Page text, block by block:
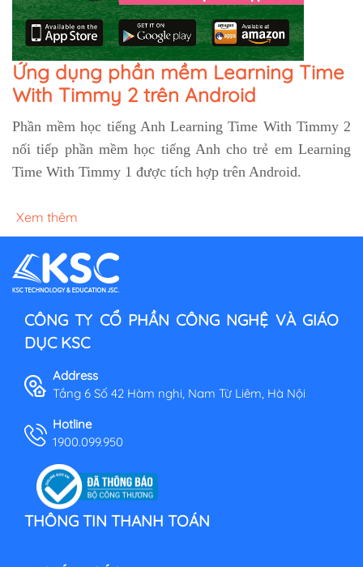
Ứng dụng phần mềm Learning Time
With Timmy 2 trên Android
Phần mềm học tiếng Anh Learning Time With Timmy 2
nối tiếp phần mềm học tiếng Anh cho trẻ em Learning
Time With Timmy 1 được tích hợp trên Android.
Xem thêm
CÔNG TY CỔ PHẦN CÔNG NGHỆ VÀ GIÁO
DỤC KSC
Address
Tầng 6 Số 42 Hàm nghi, Nam Từ Liêm, Hà Nội
Hotline
1900.099.950
THÔNG TIN THANH TOÁN